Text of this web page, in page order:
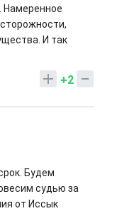
Намеренное
И так
+2
Будем
судью за
от Иссык